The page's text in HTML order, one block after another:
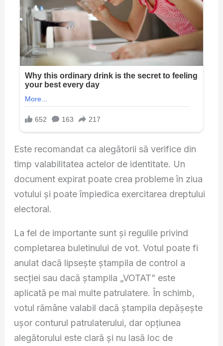
Este recomandat ca alegătorii să verifice din
timp valabilitatea actelor de identitate. Un
document expirat poate crea probleme în ziua
votului și poate împiedica exercitarea dreptului
electoral.
La fel de importante sunt și regulile privind
completarea buletinului de vot. Votul poate fi
anulat dacă lipsește ștampila de control a
secției sau dacă ștampila „VOTAT” este
aplicată pe mai multe patrulatere. În schimb,
votul rămâne valabil dacă ștampila depășește
ușor conturul patrulaterului, dar opțiunea
alegătorului este clară și nu lasă loc de